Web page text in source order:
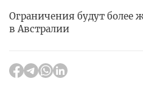
Ограничения будут более
в Австралии